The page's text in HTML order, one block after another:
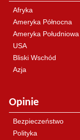
Afryka
Ameryka Północna
Ameryka Południowa
USA
Bliski Wschód
Azja
Opinie
Bezpieczeństwo
Polityka